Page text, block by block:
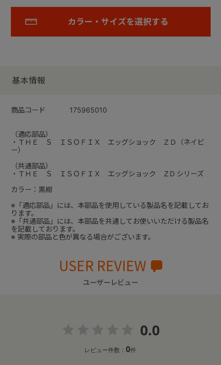
カラー・サイズを選択する
基本情報
商品コード 175965010
（適応部品）
・ＴＨＥ Ｓ ＩＳＯＦＩＸ エッグショック ＺＤ（ネイビ
ー）
（共通部品）
・ＴＨＥ Ｓ ＩＳＯＦＩＸ エッグショック ＺD シリーズ
カラー：黒紺
※「適応部品」には、本部品を使用している製品名を記載してお
ります。
※「共通部品」には、本部品を共通してお使いいただける製品名
を記載しております。
※ 実際の部品と色が異なる場合がございます。
USER REVIEW
ユーザーレビュー
0.0
レビュー件数：0件